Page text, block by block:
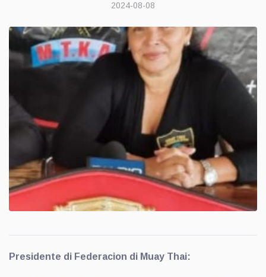
2024-08-08
Presidente di Federacion di Muay Thai: